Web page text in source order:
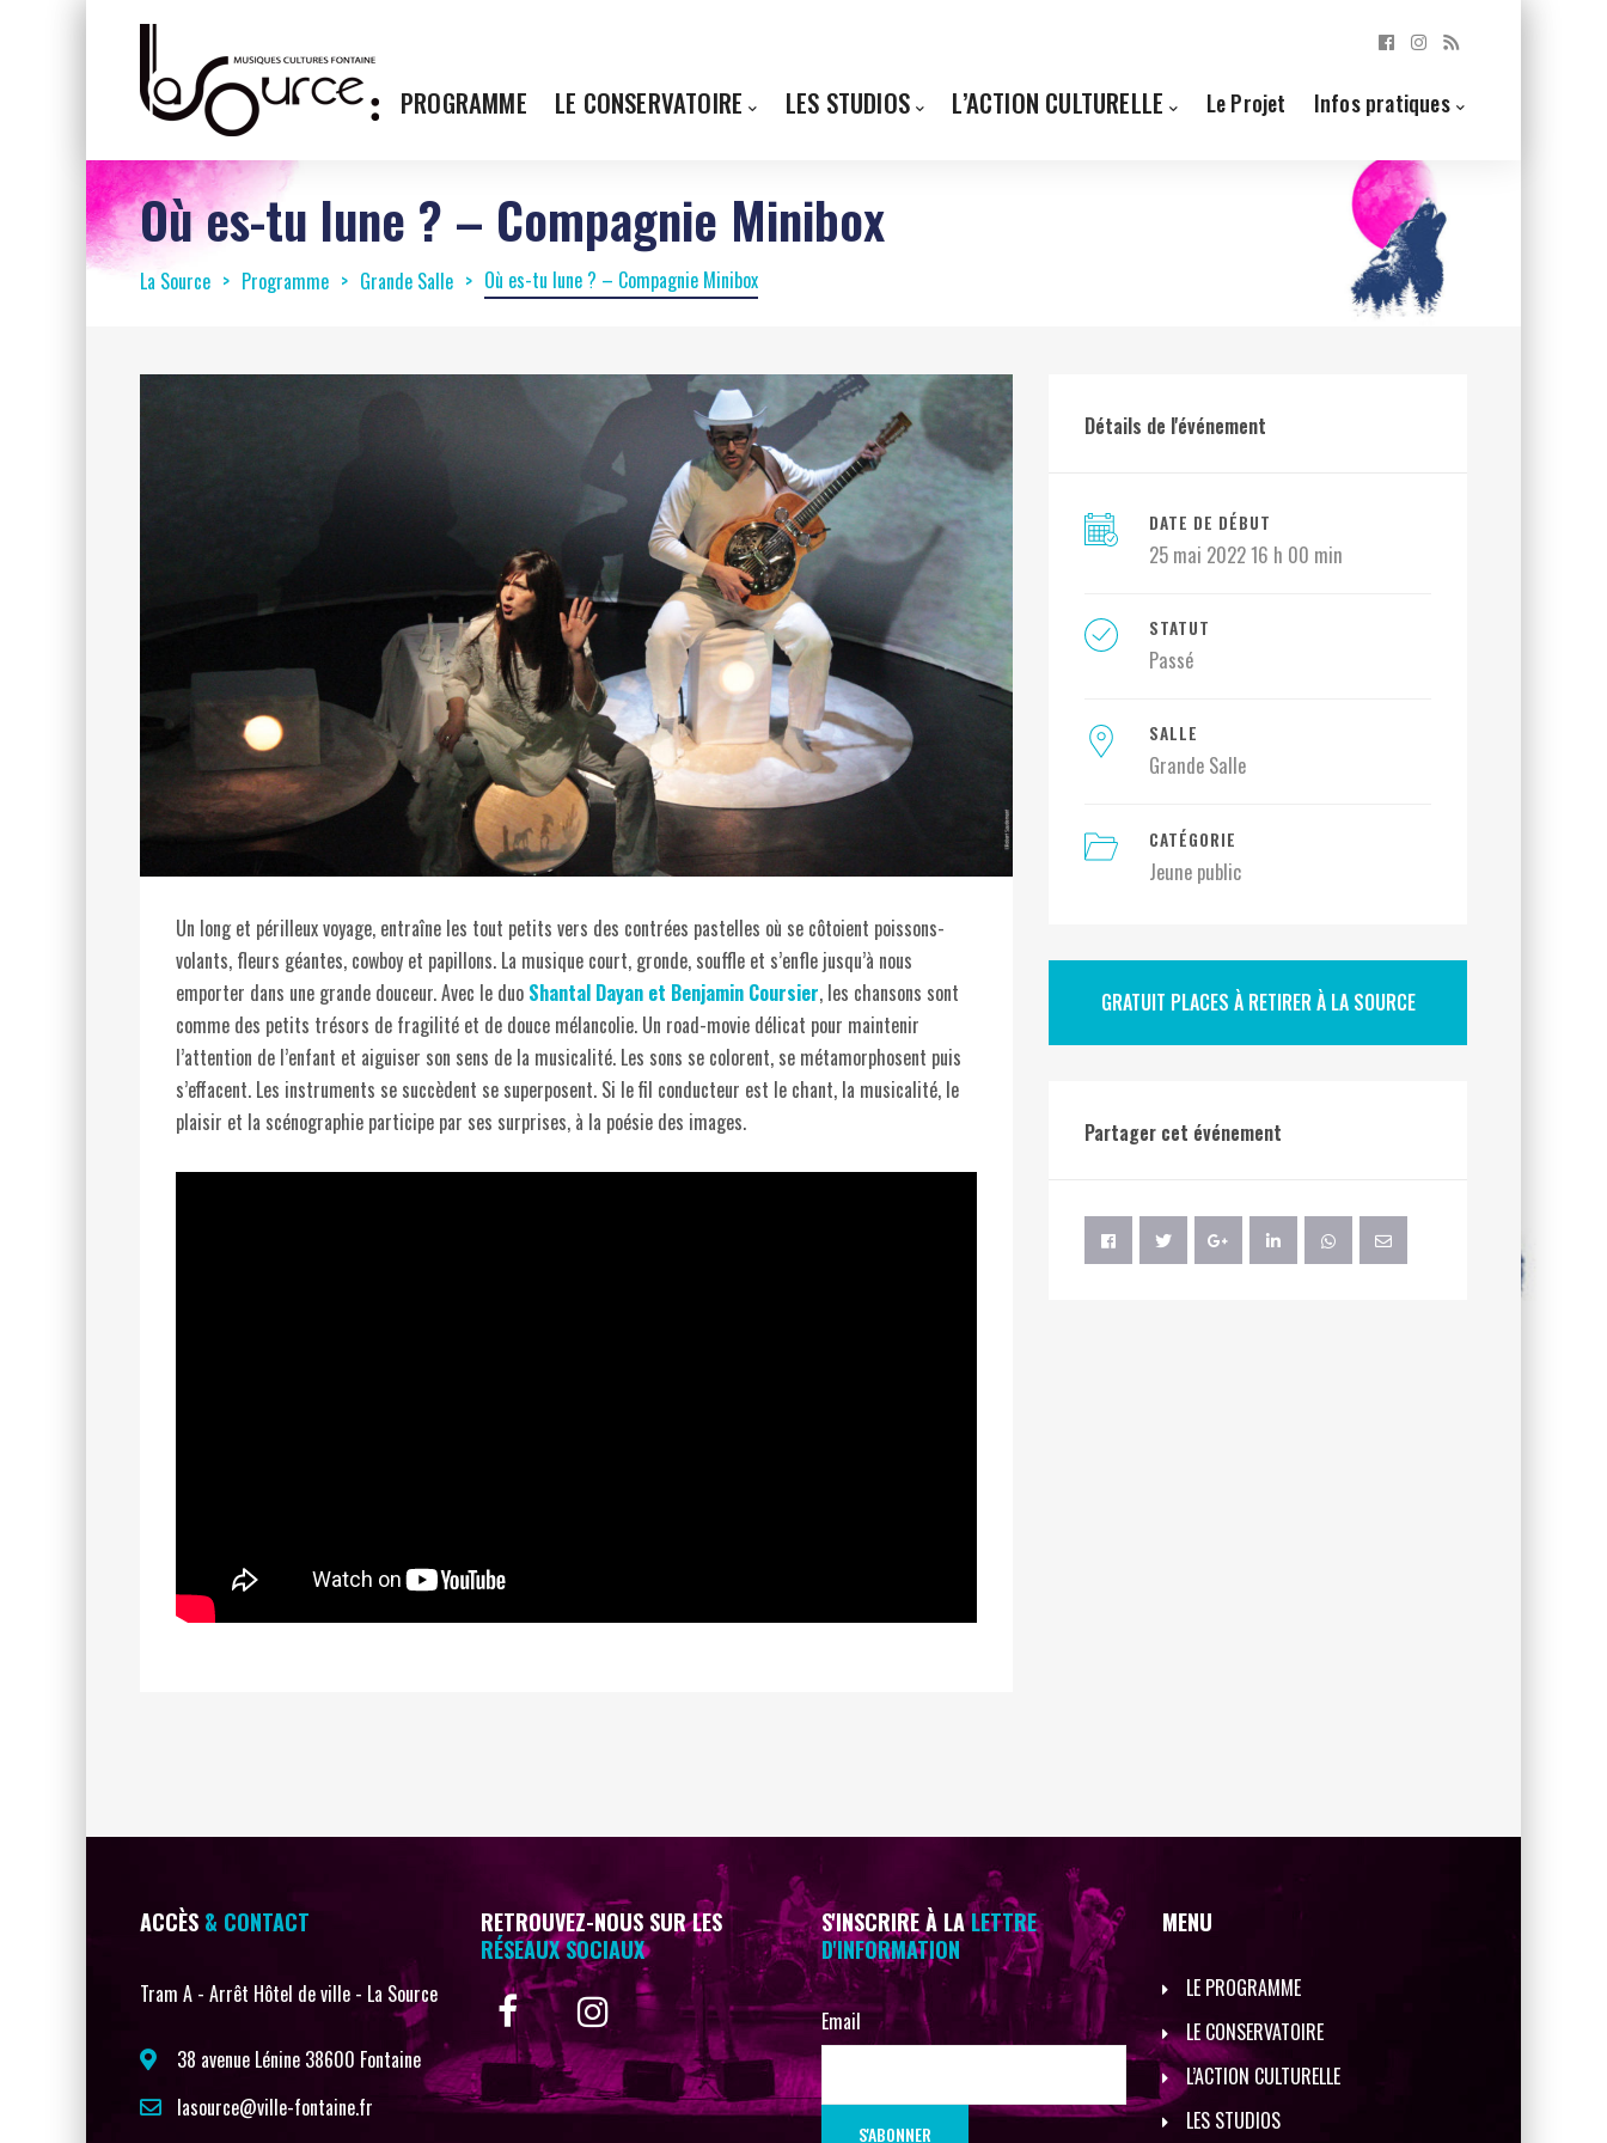
PROGRAMME LE CONSERVATOIRE LES STUDIOS L’ACTION CULTURELLE Le Projet Infos pratiques
Où es-tu lune ? – Compagnie Minibox
La Source Programme Grande Salle Où es-tu lune ? – Compagnie Minibox
Un long et périlleux voyage, entraîne les tout petits vers des contrées pastelles où se côtoient poissons-
volants, fleurs géantes, cowboy et papillons. La musique court, gronde, souffle et s’enfle jusqu’à nous
emporter dans une grande douceur. Avec le duo Shantal Dayan et Benjamin Coursier, les chansons sont
comme des petits trésors de fragilité et de douce mélancolie. Un road-movie délicat pour maintenir
l’attention de l’enfant et aiguiser son sens de la musicalité. Les sons se colorent, se métamorphosent puis
s’effacent. Les instruments se succèdent se superposent. Si le fil conducteur est le chant, la musicalité, le
plaisir et la scénographie participe par ses surprises, à la poésie des images.
Détails de l'événement
DATE DE DÉBUT
25 mai 2022 16 h 00 min
STATUT
Passé
SALLE
Grande Salle
CATÉGORIE
Jeune public
GRATUIT PLACES À RETIRER À LA SOURCE
Partager cet événement
ACCÈS & CONTACT
Tram A - Arrêt Hôtel de ville - La Source
38 avenue Lénine 38600 Fontaine
lasource@ville-fontaine.fr
RETROUVEZ-NOUS SUR LES
RÉSEAUX SOCIAUX
S'INSCRIRE À LALETTRE
D'INFORMATION
Email
MENU
LE PROGRAMME
LE CONSERVATOIRE
L’ACTION CULTURELLE
LES STUDIOS